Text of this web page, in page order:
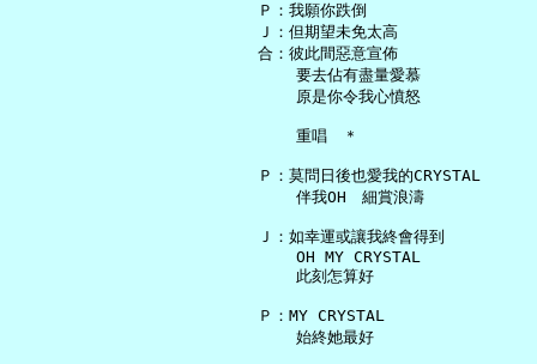
     Ｐ：我願你跌倒
     Ｊ：但期望未免太高
     合：彼此間惡意宣佈
         要去佔有盡量愛慕
         原是你令我心憤怒
         重唱　＊
     Ｐ：莫問日後也愛我的CRYSTAL
         伴我OH　細賞浪濤
     Ｊ：如幸運或讓我終會得到
         OH MY CRYSTAL
         此刻怎算好
     Ｐ：MY CRYSTAL